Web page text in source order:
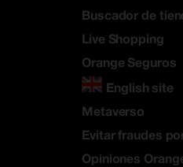
Buscador de
Live Shopping
Orange Seguros
English site
Metaverso
Evitar fraudes
Opiniones